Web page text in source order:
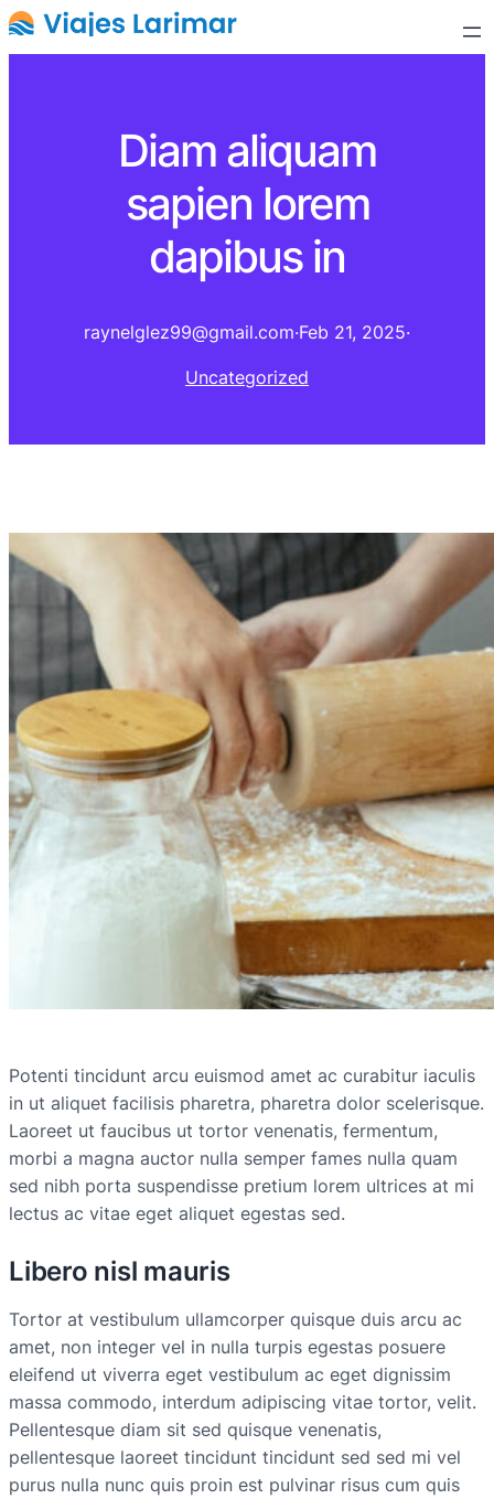
Diam aliquam
sapien lorem
dapibus in
raynelglez99@gmail.com·Feb 21, 2025·
Uncategorized
Potenti tincidunt arcu euismod amet ac curabitur iaculis
in ut aliquet facilisis pharetra, pharetra dolor scelerisque.
Laoreet ut faucibus ut tortor venenatis, fermentum,
morbi a magna auctor nulla semper fames nulla quam
sed nibh porta suspendisse pretium lorem ultrices at mi
lectus ac vitae eget aliquet egestas sed.
Libero nisl mauris
Tortor at vestibulum ullamcorper quisque duis arcu ac
amet, non integer vel in nulla turpis egestas posuere
eleifend ut viverra eget vestibulum ac eget dignissim
massa commodo, interdum adipiscing vitae tortor, velit.
Pellentesque diam sit sed quisque venenatis,
pellentesque laoreet tincidunt tincidunt sed sed mi vel
purus nulla nunc quis proin est pulvinar risus cum quis